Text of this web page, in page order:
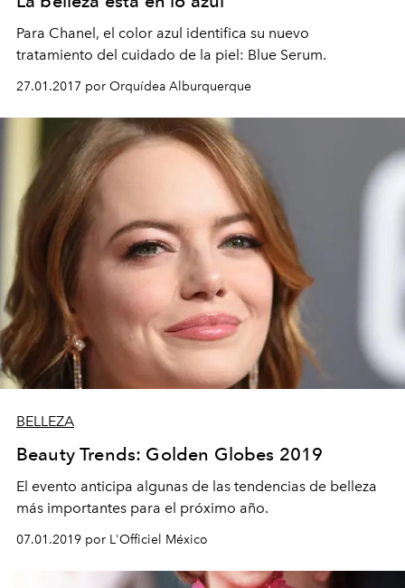
Para Chanel, el color azul identifica su nuevo
tratamiento del cuidado de la piel: Blue Serum.
27.01.2017 por Orquídea Alburquerque
BELLEZA
Beauty Trends: Golden Globes 2019
El evento anticipa algunas de las tendencias de belleza
más importantes para el próximo año.
07.01.2019 por L'Officiel México